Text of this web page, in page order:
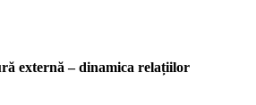
externă – dinamica relațiilor